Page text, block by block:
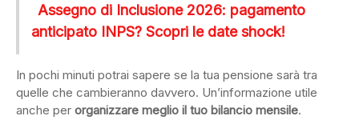
Assegno di Inclusione 2026: pagamento
anticipato INPS? Scopri le date shock!
In pochi minuti potrai sapere se la tua pensione sarà tra
quelle che cambieranno davvero. Un’informazione utile
anche per organizzare meglio il tuo bilancio mensile.